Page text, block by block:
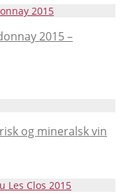
2015 –
og mineralsk vin